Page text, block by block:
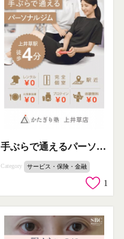
手ぶらで通えるパーソナルジム かたぎり塾
Category サービス・保険・金融
1